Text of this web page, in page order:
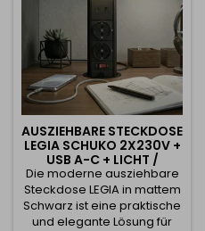
Bedarf zu...
AUSZIEHBARE STECKDOSE
LEGIA SCHUKO 2X230V +
USB A-C + LICHT /
SCHWARZ MATT
Die moderne ausziehbare
Steckdose LEGIA in mattem
Schwarz ist eine praktische
und elegante Lösung für